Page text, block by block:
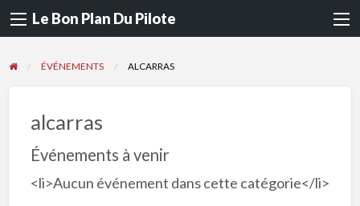
Le Bon Plan Du Pilote
ÉVÉNEMENTS ALCARRAS
alcarras
Événements à venir
<li>Aucun événement dans cette catégorie</li>